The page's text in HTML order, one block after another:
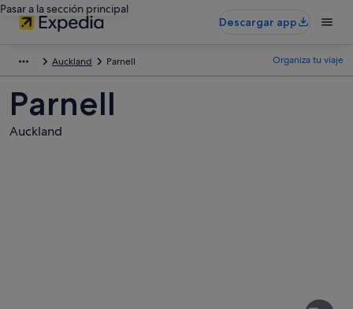
Pasar a la sección principal
Descargar app
Auckland Parnell Organiza tu viaje
Parnell
Auckland